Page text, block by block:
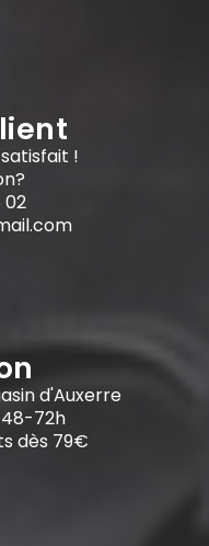
!
02
d'Auxerre
72h
dès 79€